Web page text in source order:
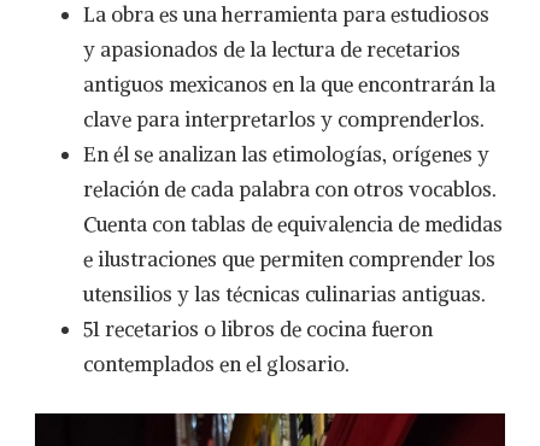
TÉRMINOS
CULINARIOS
EN
RECETARIOS
MEXICANOS
ANTIGUOS ENRIQUECE
EL
DE
LA
HERDEZ
La obra es una herramienta para estudiosos
y apasionados de la lectura de recetarios
antiguos mexicanos en la que encontrarán la
clave para interpretarlos y comprenderlos.
En él se analizan las etimologías, orígenes y
relación de cada palabra con otros vocablos.
Cuenta con tablas de equivalencia de medidas
e ilustraciones que permiten comprender los
utensilios y las técnicas culinarias antiguas.
51 recetarios o libros de cocina fueron
contemplados en el glosario.